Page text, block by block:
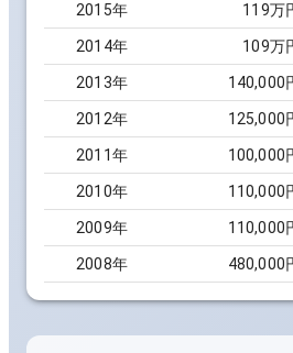
2015年 119万
2014年 109万
2013年 140,000
2012年 125,000
2011年 100,000
2010年 110,000
2009年 110,000
2008年 480,000